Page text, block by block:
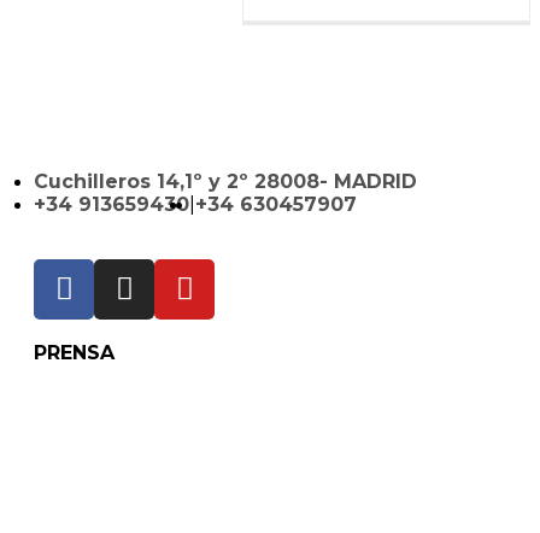
Cuchilleros 14,1º y 2º 28008- MADRID
+34 913659430 +34 630457907
PRENSA